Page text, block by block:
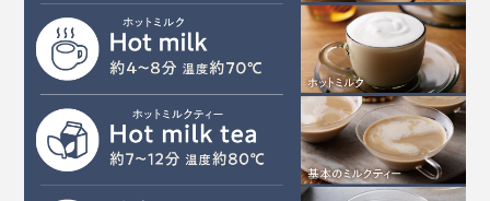
商品設計の過程で、テイスティングを重ねた末、チョコ
レートの香りがもっとも芳醇に香る温度を突き止め、
68℃に温度設定。材料を入れてボタンを押すだけで、